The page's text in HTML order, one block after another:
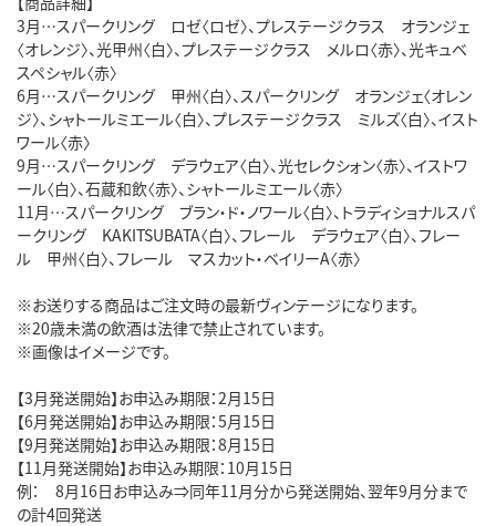
3月…スパークリング ロゼ〈ロゼ〉、プレステージクラス オランジェ
〈オレンジ〉、光甲州〈白〉、プレステージクラス メルロ〈赤〉、光キュベ
スペシャル〈赤〉
6月…スパークリング 甲州〈白〉、スパークリング オランジェ〈オレン
ジ〉、シャトールミエール〈白〉、プレステージクラス ミルズ〈白〉、イスト
ワール〈赤〉
9月…スパークリング デラウェア〈白〉、光セレクシォン〈赤〉、イストワ
ール〈白〉、石蔵和飲〈赤〉、シャトールミエール〈赤〉
11月…スパークリング ブラン・ド・ノワール〈白〉、トラディショナルスパ
ークリング KAKITSUBATA〈白〉、フレール デラウェア〈白〉、フレー
ル 甲州〈白〉、フレール マスカット・ベイリーA〈赤〉
※お送りする商品はご注文時の最新ヴィンテージになります。
※20歳未満の飲酒は法律で禁止されています。
※画像はイメージです。
【3月発送開始】お申込み期限：2月15日
【6月発送開始】お申込み期限：5月15日
【9月発送開始】お申込み期限：8月15日
【11月発送開始】お申込み期限：10月15日
例： 8月16日お申込み⇒同年11月分から発送開始、翌年9月分まで
の計4回発送